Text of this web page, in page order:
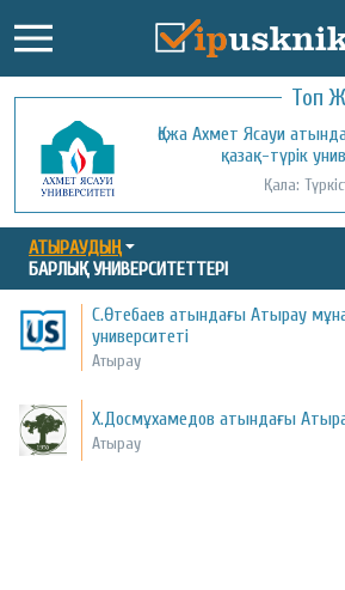
Топ
Қожа Ахмет Ясауи
қазақ-түрік
Қала:
Қызылорда
Қала:
АТЫРАУДЫҢ
БАРЛЫҚ УНИВЕРСИТЕТТЕРІ
С.Өтебаев атындағы Атырау
университеті
Атырау
Х.Досмұхамедов атындағы
Атырау